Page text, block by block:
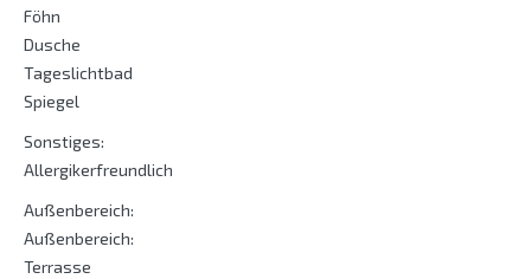
Föhn
Dusche
Tageslichtbad
Spiegel
Sonstiges:
Allergikerfreundlich
Außenbereich:
Außenbereich:
Terrasse